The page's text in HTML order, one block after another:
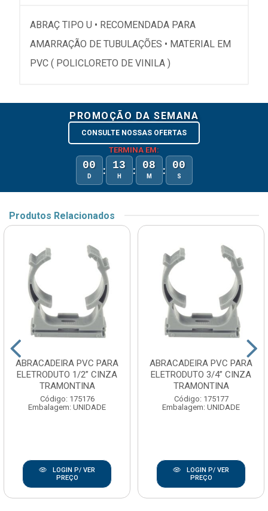
ABRAÇ TIPO U • RECOMENDADA PARA
AMARRAÇÃO DE TUBULAÇÕES • MATERIAL EM
PVC ( POLICLORETO DE VINILA )
PROMOÇÃO DA SEMANA
CONSULTE NOSSAS OFERTAS
TERMINA EM:
00
D : 13
H : 08
M : 00
S
Produtos Relacionados
ABRACADEIRA PVC PARA
ELETRODUTO 1/2” CINZA
TRAMONTINA
Código: 175176
Embalagem: UNIDADE
LOGIN P/ VER
PREÇO
ABRACADEIRA PVC PARA
ELETRODUTO 3/4” CINZA
TRAMONTINA
Código: 175177
Embalagem: UNIDADE
LOGIN P/ VER
PREÇO